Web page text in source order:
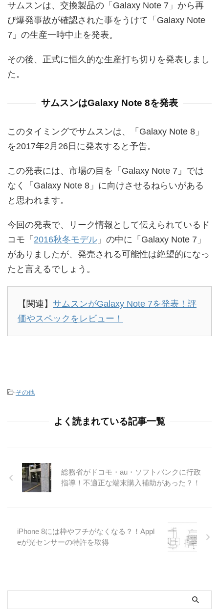
サムスンは、交換製品の「Galaxy Note 7」から再
び爆発事故が確認された事をうけて「Galaxy Note
7」の生産一時中止を発表。
その後、正式に恒久的な生産打ち切りを発表しまし
た。
サムスンはGalaxy Note 8を発表
このタイミングでサムスンは、「Galaxy Note 8」
を2017年2月26日に発表すると予告。
この発表には、市場の目を「Galaxy Note 7」では
なく「Galaxy Note 8」に向けさせるねらいがある
と思われます。
今回の発表で、リーク情報として伝えられているド
コモ「 2016秋冬モデル 」の中に「Galaxy Note 7」
がありましたが、発売される可能性は絶望的になっ
たと言えるでしょう。
【関連】 サムスンがGalaxy Note 7を発表！評
価やスペックをレビュー！
-その他
よく読まれている記事一覧
総務省がドコモ・au・ソフトバンクに行政
指導！不適正な端末購入補助があった？！
iPhone 8には枠やフチがなくなる？！Appl
eが光センサーの特許を取得